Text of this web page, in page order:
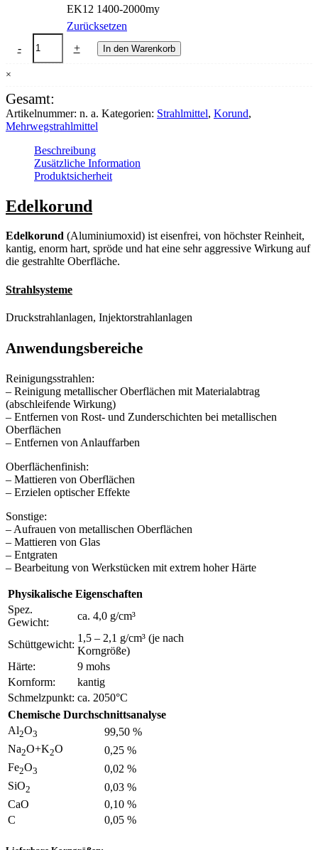
EK12 1400-2000my
Zurücksetzen
-
Edelkorund
Palette
1000kg
+ In den Warenkorb
×
Gesamt:
Artikelnummer: n. a. Kategorien: Strahlmittel, Korund,
Mehrwegstrahlmittel
Beschreibung
Zusätzliche Information
Produktsicherheit
Edelkorund
Edelkorund (Aluminiumoxid) ist eisenfrei, von höchster Reinheit,
kantig, enorm hart, spröde und hat eine sehr aggressive Wirkung auf
die gestrahlte Oberfläche.
Strahlsysteme
Druckstrahlanlagen, Injektorstrahlanlagen
Anwendungsbereiche
Reinigungsstrahlen:
– Reinigung metallischer Oberflächen mit Materialabtrag
(abschleifende Wirkung)
– Entfernen von Rost- und Zunderschichten bei metallischen
Oberflächen
– Entfernen von Anlauffarben
Oberflächenfinish:
– Mattieren von Oberflächen
– Erzielen optischer Effekte
Sonstige:
– Aufrauen von metallischen Oberflächen
– Mattieren von Glas
– Entgraten
– Bearbeitung von Werkstücken mit extrem hoher Härte
Physikalische Eigenschaften
Spez.
Gewicht:
ca. 4,0 g/cm³
Schüttgewicht:
1,5 – 2,1 g/cm³ (je nach
Korngröße)
Härte:
9 mohs
Kornform:
kantig
Schmelzpunkt: ca. 2050°C
Chemische Durchschnittsanalyse
Al2O3
99,50 %
Na2O+K2O
0,25 %
Fe2O3
0,02 %
SiO2
0,03 %
CaO
0,10 %
C
0,05 %